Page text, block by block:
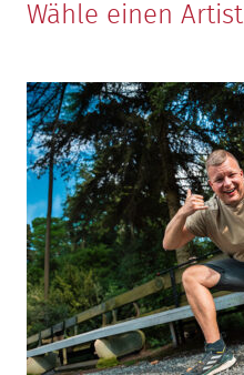
Wähle einen Artist